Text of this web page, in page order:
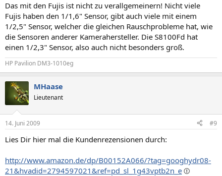
Das mit den Fujis ist nicht zu verallgemeinern! Nicht viele
Fujis haben den 1/1,6" Sensor, gibt auch viele mit einem
1/2,5" Sensor, welcher die gleichen Rauschprobleme hat, wie
die Sensoren anderer Kamerahersteller. Die S8100Fd hat
einen 1/2,3" Sensor, also auch nicht besonders groß.
HP Pavilion DM3-1010eg
MHaase
Lieutenant
14. Juni 2009 #9
Lies Dir hier mal die Kundenrezensionen durch:
http://www.amazon.de/dp/B00152A066/?tag=googhydr08-
21&hvadid=2794597021&ref=pd_sl_1g43vptb2n_e